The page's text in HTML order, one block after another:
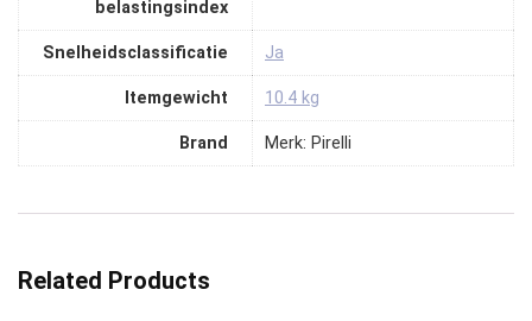
belastingsindex
Snelheidsclassificatie ‎Ja
Itemgewicht ‎10.4 kg
Brand Merk: Pirelli
Related Products